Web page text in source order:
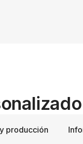
producción